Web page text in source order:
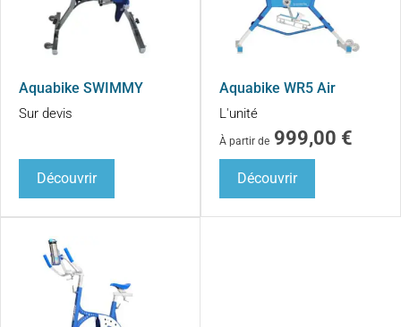
Aquabike SWIMMY
Sur devis
Découvrir
Aquabike WR5 Air
L'unité
À partir de 999,00 €
Découvrir